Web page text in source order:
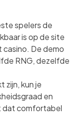
spelers de
is op de site
casino. De demo
RNG, dezelfde
zijn, kun je
en
dat comfortabel